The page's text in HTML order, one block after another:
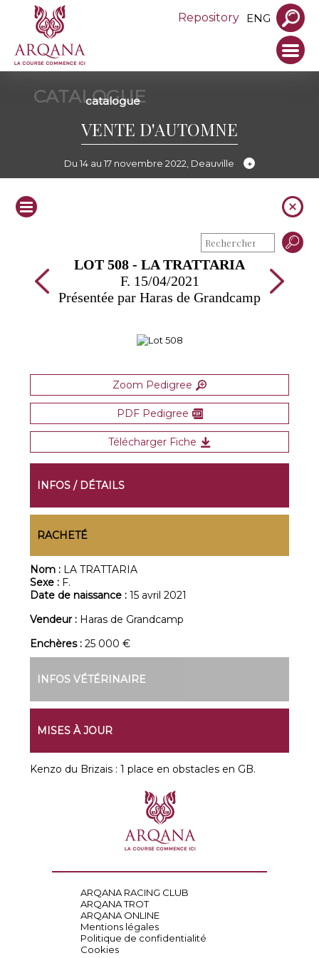
Repository ENG
CATALOGUE
catalogue
VENTE D'AUTOMNE
Du 14 au 17 novembre 2022, Deauville
LOT 508 - LA TRATTARIA
F. 15/04/2021
Présentée par Haras de Grandcamp
Zoom Pedigree
PDF Pedigree
Télécharger Fiche
INFOS / DÉTAILS
RACHETÉ
Nom : LA TRATTARIA
Sexe : F.
Date de naissance :15 avril 2021
Vendeur : Haras de Grandcamp
Enchères :25 000 €
INFOS VÉTÉRINAIRE
MISES À JOUR
Kenzo du Brizais : 1 place en obstacles en GB.
ARQANA RACING CLUB
ARQANA TROT
ARQANA ONLINE
Mentions légales
Politique de confidentialité
Cookies